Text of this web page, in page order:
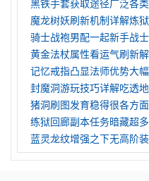
黑铁手套获取途径广泛各
魔龙树妖刷新机制详解炼
骑士战袍男配一起新手战
黄金法杖属性看运气刷新
记忆戒指凸显法师优势大
封魔洞游玩技巧详解吃透
猪洞刷图发育稳得很各方
练狱回廊副本任务暗藏超
蓝灵龙纹‌增强之下无高阶